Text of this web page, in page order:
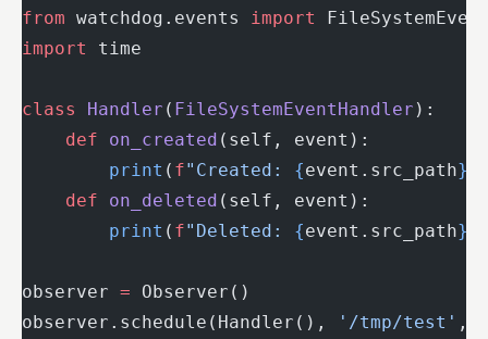
from watchdog.events import
import
time
class Handler ( FileSystemEventHandler ):
    def
on_created (self, event):
        print
( f"Created: {event.src_path}
    def
on_deleted (self, event):
        print
( f"Deleted: {event.src_path}
observer = Observer()
observer.schedule(Handler(),
'/tmp/test' ,